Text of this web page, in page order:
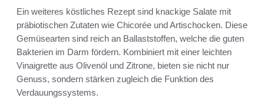
Ein weiteres köstliches Rezept sind knackige Salate mit
präbiotischen Zutaten wie Chicorée und Artischocken. Diese
Gemüsearten sind reich an Ballaststoffen, welche die guten
Bakterien im Darm fördern. Kombiniert mit einer leichten
Vinaigrette aus Olivenöl und Zitrone, bieten sie nicht nur
Genuss, sondern stärken zugleich die Funktion des
Verdauungssystems.